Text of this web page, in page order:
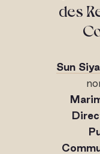
des
Sun